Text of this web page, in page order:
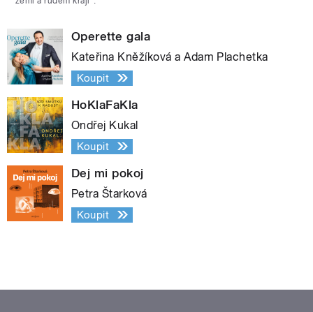
Operette gala
Kateřina Kněžíková a Adam Plachetka
Koupit
HoKlaFaKla
Ondřej Kukal
Koupit
Dej mi pokoj
Petra Štarková
Koupit